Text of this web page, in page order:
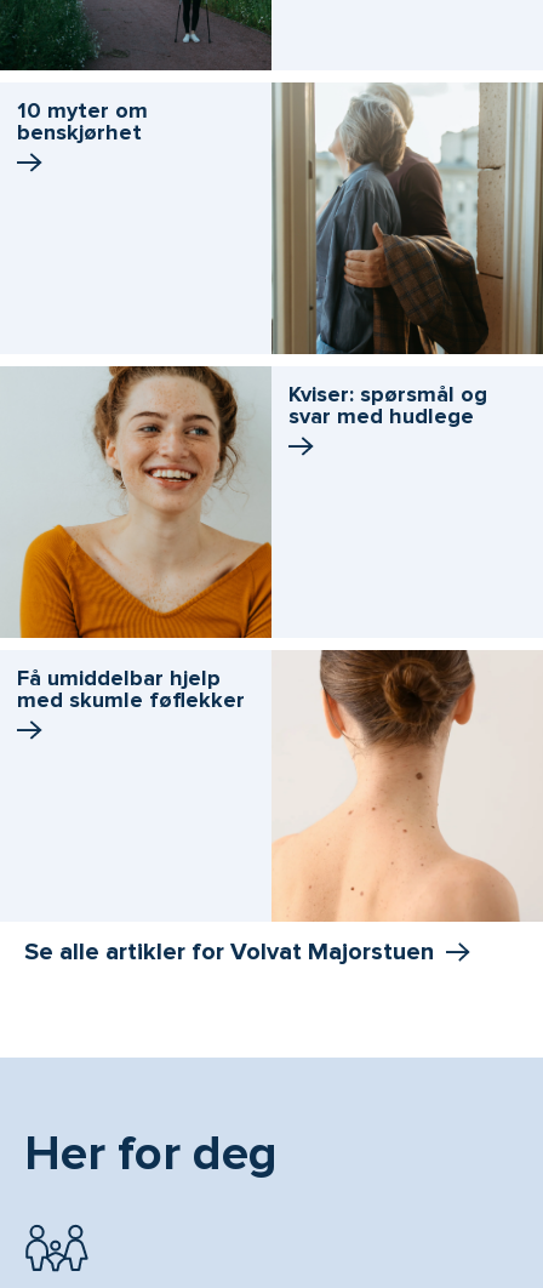
10 myter om
benskjørhet
Kviser: spørsmål og
svar med hudlege
Få umiddelbar hjelp
med skumle føflekker
Se alle artikler for Volvat Majorstuen
Her for deg